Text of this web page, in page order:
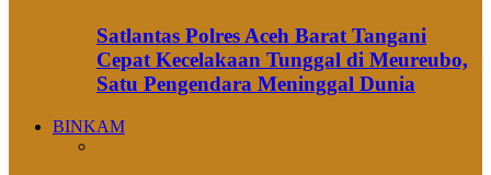
Satlantas Polres Aceh Barat Tangani
Cepat Kecelakaan Tunggal di Meureubo,
Satu Pengendara Meninggal Dunia
BINKAM